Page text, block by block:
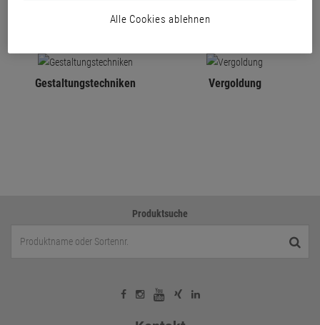
Gestaltungstechniken Vergoldung
Produktsuche
Alle Cookies ablehnen